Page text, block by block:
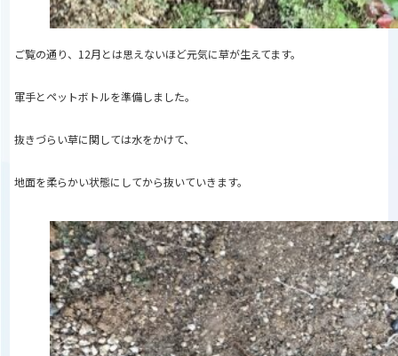
ご覧の通り、12月とは思えないほど元気に草が生えてます。
軍手とペットボトルを準備しました。
抜きづらい草に関しては水をかけて、
地面を柔らかい状態にしてから抜いていきます。